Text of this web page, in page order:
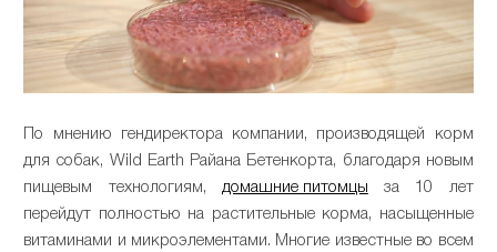
По мнению гендиректора компании, производящей корм
для собак, Wild Earth Райана Бетенкорта, благодаря новым
пищевым технологиям, домашние питомцы за 10 лет
перейдут полностью на растительные корма, насыщенные
витаминами и микроэлементами. Многие известные во всем